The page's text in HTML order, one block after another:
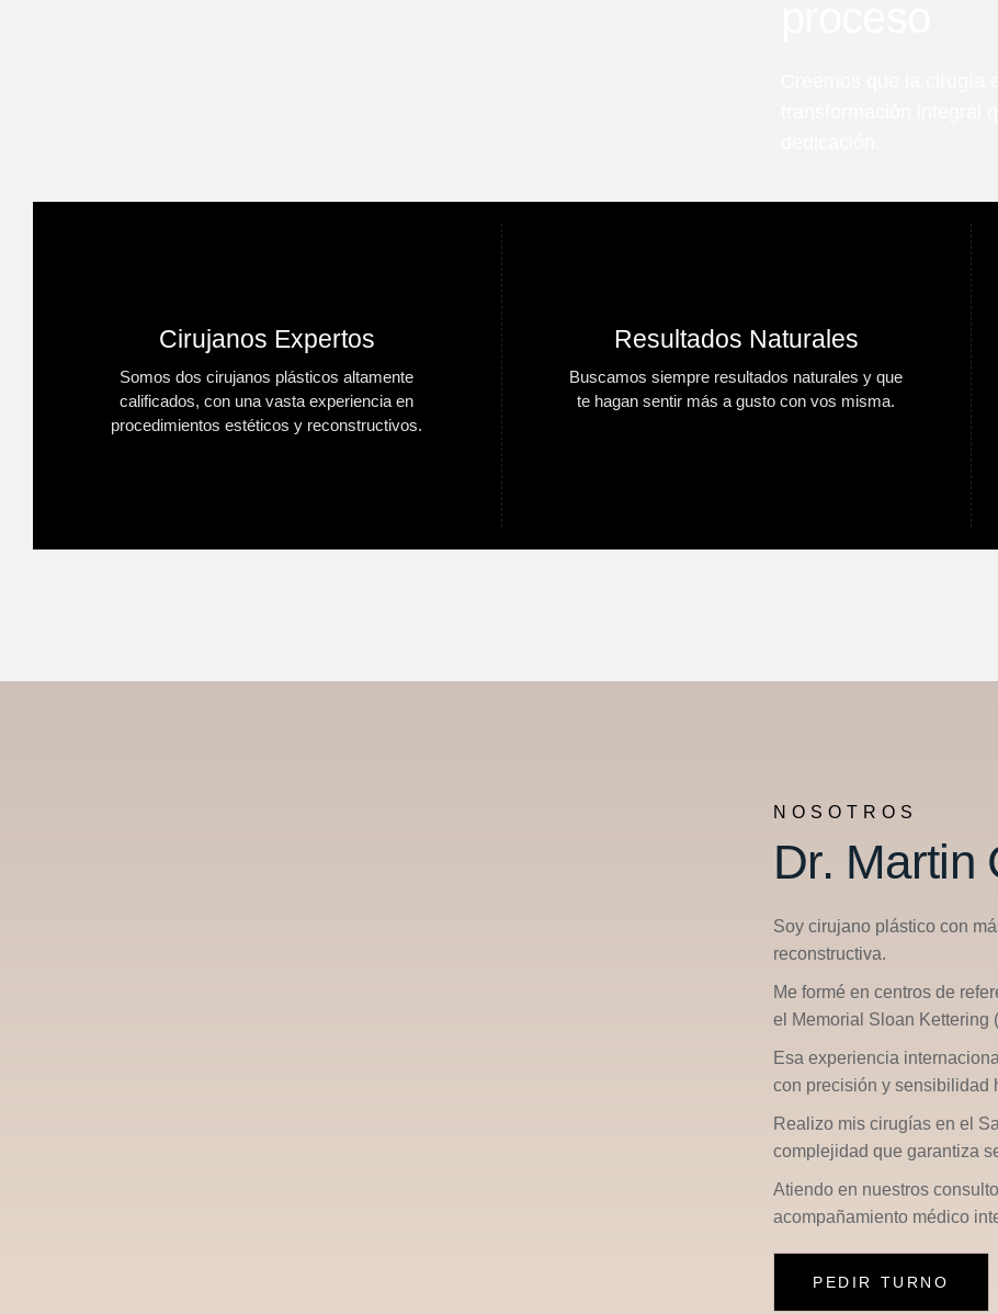
Cirujanos Expertos
Somos dos cirujanos plásticos altamente
calificados, con una vasta experiencia en
procedimientos estéticos y reconstructivos.
Resultados Naturales
Buscamos siempre resultados naturales y que
te hagan sentir más a gusto con vos misma.
NOSOTROS
Dr. Martin
Soy cirujano plástico con
reconstructiva.
Me formé en centros de
el
Memorial Sloan Kettering
Esa experiencia
con precisión y sensibilidad
Realizo mis cirugías en el
complejidad que garantiza
Atiendo en nuestros
acompañamiento médico
PEDIR TURNO